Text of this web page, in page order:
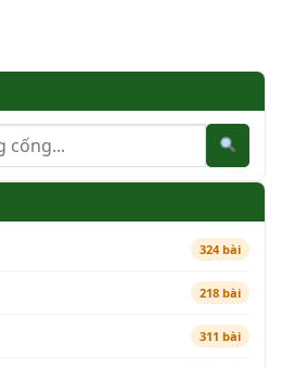
324 bài
218 bài
311 bài